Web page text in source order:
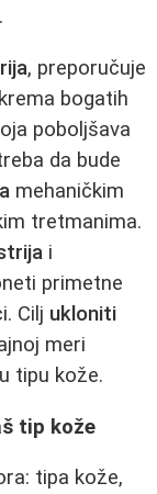
, preporučuje
bogatih
poboljšava
da bude
mehaničkim
tretmanima.
i
primetne
Cilj ukloniti
meri
tipu kože.
tip kože
tipa kože,